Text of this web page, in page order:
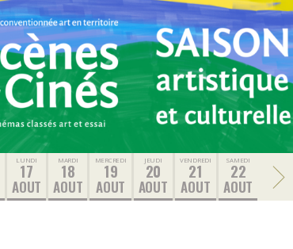
LUNDI
17
AOUT
MARDI
18
AOUT
MERCREDI
19
AOUT
JEUDI
20
AOUT
VENDREDI
21
AOUT
SAMEDI
22
AOUT